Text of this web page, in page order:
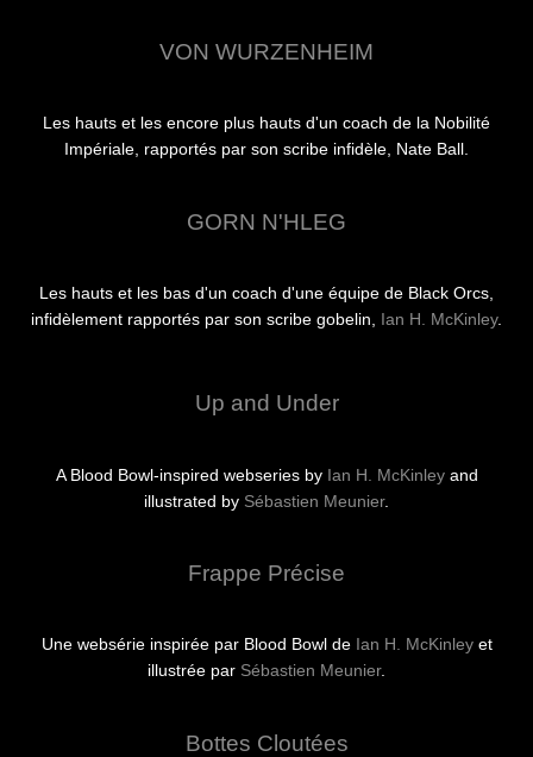
VON WURZENHEIM
Les hauts et les encore plus hauts d'un coach de la Nobilité
Impériale, rapportés par son scribe infidèle, Nate Ball.
GORN N'HLEG
Les hauts et les bas d'un coach d'une équipe de Black Orcs,
infidèlement rapportés par son scribe gobelin, Ian H. McKinley.
Up and Under
A Blood Bowl-inspired webseries by Ian H. McKinleyand
illustrated by Sébastien Meunier.
Frappe Précise
Une websérie inspirée par Blood Bowl de Ian H. McKinleyet
illustrée par Sébastien Meunier.
Bottes Cloutées